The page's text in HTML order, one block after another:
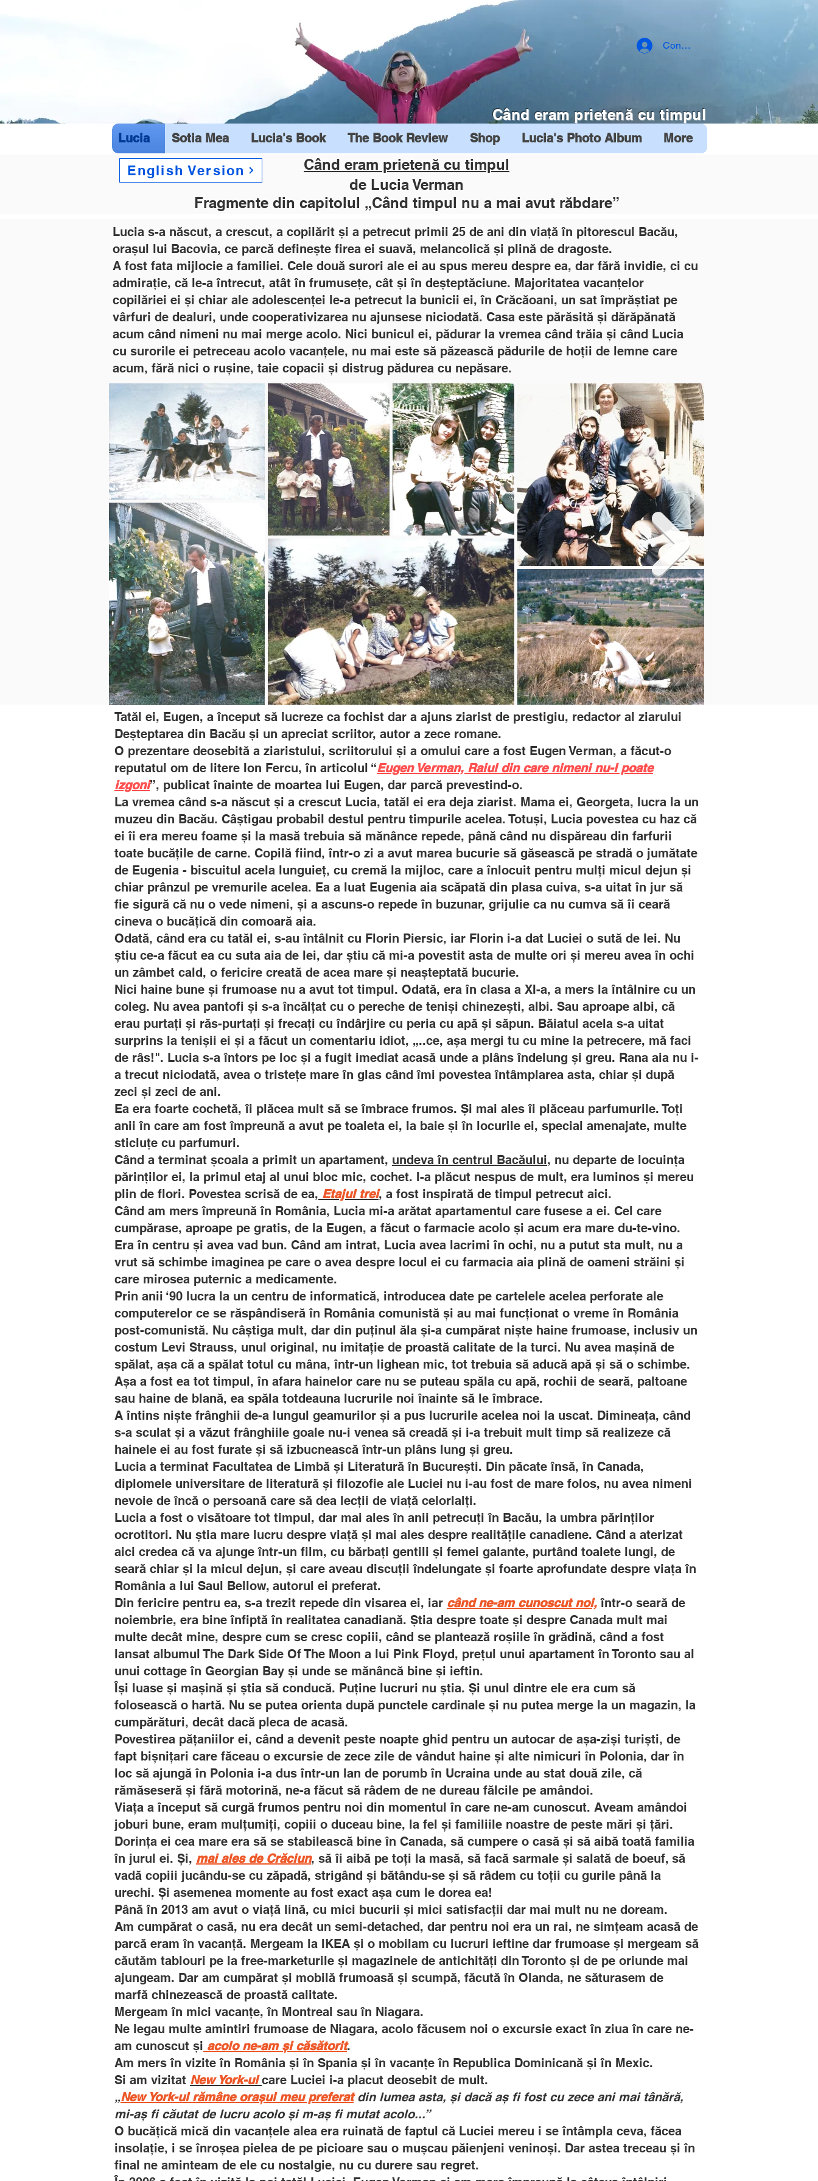
Când eram prietenă cu timpul
Conectează-te
Lucia Sotia Mea Lucia's Book The Book Review Shop Lucia's Photo Album More
Când eram prietenă cu timpul
de Lucia Verman
Fragmente din capitolul „Când timpul nu a mai avut răbdare”
English Version
Lucia s-a născut, a crescut, a copilărit și a petrecut primii 25 de ani din viață în pitorescul Bacău,
orașul lui Bacovia, ce parcă definește firea ei suavă, melancolică și plină de dragoste.
A fost fata mijlocie a familiei. Cele două surori ale ei au spus mereu despre ea, dar fără invidie, ci cu
admirație, că le-a întrecut, atât în frumusețe, cât și în deșteptăciune. Majoritatea vacanțelor
copilăriei ei și chiar ale adolescenței le-a petrecut la bunicii ei, în Crăcăoani, un sat împrăștiat pe
vârfuri de dealuri, unde cooperativizarea nu ajunsese niciodată. Casa este părăsită și dărăpănată
acum când nimeni nu mai merge acolo. Nici bunicul ei, pădurar la vremea când trăia și când Lucia
cu surorile ei petreceau acolo vacanțele, nu mai este să păzească pădurile de hoții de lemne care
acum, fără nici o rușine, taie copacii și distrug pădurea cu nepăsare.
Tatăl ei, Eugen, a început să lucreze ca fochist dar a ajuns ziarist de prestigiu, redactor al ziarului
Deșteptarea din Bacău și un apreciat scriitor, autor a zece romane.
O prezentare deosebită a ziaristului, scriitorului și a omului care a fost Eugen Verman, a făcut-o
reputatul om de litere Ion Fercu, în articolul “Eugen Verman, Raiul din care nimeni nu-l poate
izgoni”, publicat înainte de moartea lui Eugen, dar parcă prevestind-o.
La vremea când s-a născut și a crescut Lucia, tatăl ei era deja ziarist. Mama ei, Georgeta, lucra la un
muzeu din Bacău. Câștigau probabil destul pentru timpurile acelea. Totuși, Lucia povestea cu haz că
ei îi era mereu foame și la masă trebuia să mănânce repede, până când nu dispăreau din farfurii
toate bucățile de carne. Copilă fiind, într-o zi a avut marea bucurie să găsească pe stradă o jumătate
de Eugenia - biscuitul acela lunguieț, cu cremă la mijloc, care a înlocuit pentru mulți micul dejun și
chiar prânzul pe vremurile acelea. Ea a luat Eugenia aia scăpată din plasa cuiva, s-a uitat în jur să
fie sigură că nu o vede nimeni, și a ascuns-o repede în buzunar, grijulie ca nu cumva să îi ceară
cineva o bucățică din comoară aia.
Odată, când era cu tatăl ei, s-au întâlnit cu Florin Piersic, iar Florin i-a dat Luciei o sută de lei. Nu
știu ce-a făcut ea cu suta aia de lei, dar știu că mi-a povestit asta de multe ori și mereu avea în ochi
un zâmbet cald, o fericire creată de acea mare și neașteptată bucurie.
Nici haine bune și frumoase nu a avut tot timpul. Odată, era în clasa a XI-a, a mers la întâlnire cu un
coleg. Nu avea pantofi și s-a încălțat cu o pereche de teniși chinezești, albi. Sau aproape albi, că
erau purtați și răs-purtați și frecați cu îndârjire cu peria cu apă și săpun. Băiatul acela s-a uitat
surprins la tenișii ei și a făcut un comentariu idiot, „..ce, așa mergi tu cu mine la petrecere, mă faci
de râs!". Lucia s-a întors pe loc și a fugit imediat acasă unde a plâns îndelung și greu. Rana aia nu i-
a trecut niciodată, avea o tristețe mare în glas când îmi povestea întâmplarea asta, chiar și după
zeci și zeci de ani.
Ea era foarte cochetă, îi plăcea mult să se îmbrace frumos. Și mai ales îi plăceau parfumurile. Toți
anii în care am fost împreună a avut pe toaleta ei, la baie și în locurile ei, special amenajate, multe
sticluțe cu parfumuri.
Când a terminat școala a primit un apartament, undeva în centrul Bacăului, nu departe de locuința
părinților ei, la primul etaj al unui bloc mic, cochet. I-a plăcut nespus de mult, era luminos și mereu
plin de flori. Povestea scrisă de ea, Etajul trei, a fost inspirată de timpul petrecut aici.
Când am mers împreună în România, Lucia mi-a arătat apartamentul care fusese a ei. Cel care
cumpărase, aproape pe gratis, de la Eugen, a făcut o farmacie acolo și acum era mare du-te-vino.
Era în centru și avea vad bun. Când am intrat, Lucia avea lacrimi în ochi, nu a putut sta mult, nu a
vrut să schimbe imaginea pe care o avea despre locul ei cu farmacia aia plină de oameni străini și
care mirosea puternic a medicamente.
Prin anii ‘90 lucra la un centru de informatică, introducea date pe cartelele acelea perforate ale
computerelor ce se răspândiseră în România comunistă și au mai funcționat o vreme în România
post-comunistă. Nu câștiga mult, dar din puținul ăla și-a cumpărat niște haine frumoase, inclusiv un
costum Levi Strauss, unul original, nu imitație de proastă calitate de la turci. Nu avea mașină de
spălat, așa că a spălat totul cu mâna, într-un lighean mic, tot trebuia să aducă apă și să o schimbe.
Așa a fost ea tot timpul, în afara hainelor care nu se puteau spăla cu apă, rochii de seară, paltoane
sau haine de blană, ea spăla totdeauna lucrurile noi înainte să le îmbrace.
A întins niște frânghii de-a lungul geamurilor și a pus lucrurile acelea noi la uscat. Dimineața, când
s-a sculat și a văzut frânghiile goale nu-i venea să creadă și i-a trebuit mult timp să realizeze că
hainele ei au fost furate și să izbucnească într-un plâns lung și greu.
Lucia a terminat Facultatea de Limbă și Literatură în București. Din păcate însă, în Canada,
diplomele universitare de literatură și filozofie ale Luciei nu i-au fost de mare folos, nu avea nimeni
nevoie de încă o persoană care să dea lecții de viață celorlalți.
Lucia a fost o visătoare tot timpul, dar mai ales în anii petrecuți în Bacău, la umbra părinților
ocrotitori. Nu știa mare lucru despre viață și mai ales despre realitățile canadiene. Când a aterizat
aici credea că va ajunge într-un film, cu bărbați gentili și femei galante, purtând toalete lungi, de
seară chiar și la micul dejun, și care aveau discuții îndelungate și foarte aprofundate despre viața în
România a lui Saul Bellow, autorul ei preferat.
Din fericire pentru ea, s-a trezit repede din visarea ei, iar când ne-am cunoscut noi, într-o seară de
noiembrie, era bine înfiptă în realitatea canadiană. Știa despre toate și despre Canada mult mai
multe decât mine, despre cum se cresc copiii, când se plantează roșiile în grădină, când a fost
lansat albumul The Dark Side Of The Moon a lui Pink Floyd, prețul unui apartament în Toronto sau al
unui cottage în Georgian Bay și unde se mănâncă bine și ieftin.
Își luase și mașină și știa să conducă. Puține lucruri nu știa. Și unul dintre ele era cum să
folosească o hartă. Nu se putea orienta după punctele cardinale și nu putea merge la un magazin, la
cumpărături, decât dacă pleca de acasă.
Povestirea pățaniilor ei, când a devenit peste noapte ghid pentru un autocar de așa-ziși turiști, de
fapt bișnițari care făceau o excursie de zece zile de vândut haine și alte nimicuri în Polonia, dar în
loc să ajungă în Polonia i-a dus într-un lan de porumb în Ucraina unde au stat două zile, că
rămăseseră și fără motorină, ne-a făcut să râdem de ne dureau fălcile pe amândoi.
Viața a început să curgă frumos pentru noi din momentul în care ne-am cunoscut. Aveam amândoi
joburi bune, eram mulțumiți, copiii o duceau bine, la fel și familiile noastre de peste mări și țări.
Dorința ei cea mare era să se stabilească bine în Canada, să cumpere o casă și să aibă toată familia
în jurul ei. Și, mai ales de Crăciun, să îi aibă pe toți la masă, să facă sarmale și salată de boeuf, să
vadă copiii jucându-se cu zăpadă, strigând și bătându-se și să râdem cu toții cu gurile până la
urechi. Și asemenea momente au fost exact așa cum le dorea ea!
Până în 2013 am avut o viață lină, cu mici bucurii și mici satisfacții dar mai mult nu ne doream.
Am cumpărat o casă, nu era decât un semi-detached, dar pentru noi era un rai, ne simțeam acasă de
parcă eram în vacanță. Mergeam la IKEA și o mobilam cu lucruri ieftine dar frumoase și mergeam să
căutăm tablouri pe la free-marketurile și magazinele de antichități din Toronto și de pe oriunde mai
ajungeam. Dar am cumpărat și mobilă frumoasă și scumpă, făcută în Olanda, ne săturasem de
marfă chinezească de proastă calitate.
Mergeam în mici vacanțe, în Montreal sau în Niagara.
Ne legau multe amintiri frumoase de Niagara, acolo făcusem noi o excursie exact în ziua în care ne-
am cunoscut și acolo ne-am și căsătorit.
Am mers în vizite în România și în Spania și în vacanțe în Republica Dominicană și în Mexic.
Si am vizitat New York-ul care Luciei i-a placut deosebit de mult.
„New York-ul rămâne orașul meu preferatdin lumea asta, și dacă aș fi fost cu zece ani mai tânără,
mi-aș fi căutat de lucru acolo și m-aș fi mutat acolo...”
O bucățică mică din vacanțele alea era ruinată de faptul că Luciei mereu i se întâmpla ceva, făcea
insolație, i se înroșea pielea de pe picioare sau o mușcau păienjeni veninoși. Dar astea treceau și în
final ne aminteam de ele cu nostalgie, nu cu durere sau regret.